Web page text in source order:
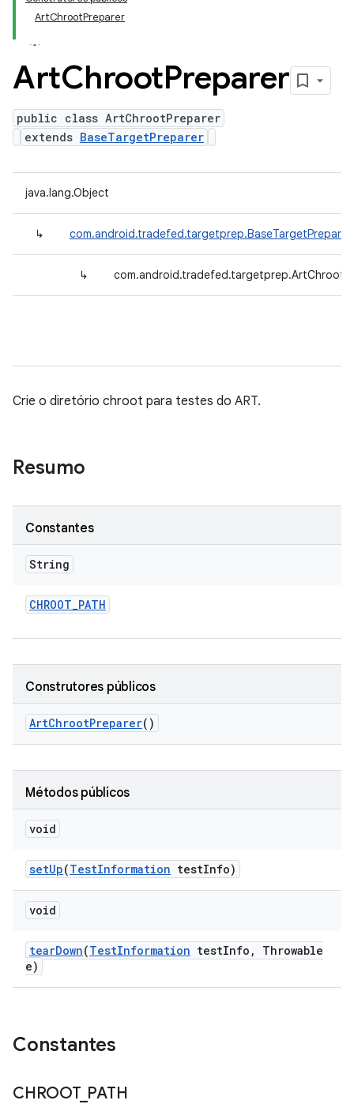
ArtChrootPreparer
ArtChrootPreparer
public class ArtChrootPreparer
extends BaseTargetPreparer
java.lang.Object
↳ com.android.tradefed.targetprep.BaseTargetPreparer
↳
Crie o diretório chroot para testes do ART.
Resumo
Constantes
String
CHROOT_PATH
Construtores públicos
ArtChrootPreparer()
Métodos públicos
void
setUp(TestInformation testInfo)
void
tearDown(TestInformation testInfo ,
Throwable
e)
Constantes
CHROOT_ PATH